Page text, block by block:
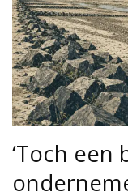
‘Toch een